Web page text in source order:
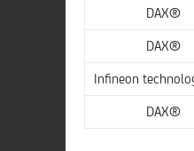
DAX®
DAX®
Infineon
DAX®